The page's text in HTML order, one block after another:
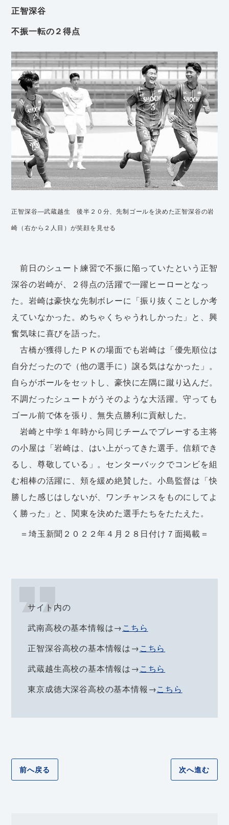
正智深谷
不振一転の２得点
正智深谷―武蔵越生 後半２０分、先制ゴールを決めた正智深谷の岩
崎（右から２人目）が笑顔を見せる
前日のシュート練習で不振に陥っていたという正智
深谷の岩崎が、２得点の活躍で一躍ヒーローとなっ
た。岩崎は豪快な先制ボレーに「振り抜くことしか考
えていなかった。めちゃくちゃうれしかった」と、興
奮気味に喜びを語った。
古橋が獲得したＰＫの場面でも岩崎は「優先順位は
自分だったので（他の選手に）譲る気はなかった」。
自らがボールをセットし、豪快に左隅に蹴り込んだ。
不調だったシュートがうそのような大活躍。守っても
ゴール前で体を張り、無失点勝利に貢献した。
岩崎と中学１年時から同じチームでプレーする主将
の小屋は「岩崎は、はい上がってきた選手。信頼でき
るし、尊敬している」。センターバックでコンビを組
む相棒の活躍に、頬を緩め絶賛した。小島監督は「快
勝した感じはしないが、ワンチャンスをものにしてよ
く勝った」と、関東を決めた選手たちをたたえた。
＝埼玉新聞２０２２年４月２８日付け７面掲載＝
サイト内の
武南高校の基本情報は→こちら
正智深谷高校の基本情報は→こちら
武蔵越生高校の基本情報は→こちら
東京成徳大深谷高校の基本情報→こちら
前へ戻る 次へ進む